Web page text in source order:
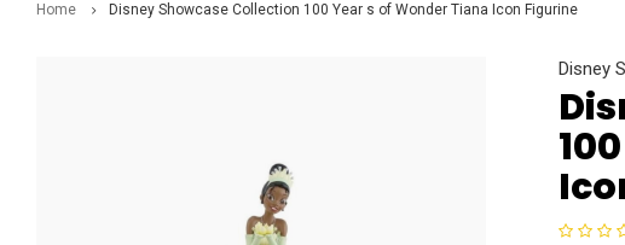
Home Disney Showcase Collection 100 Year s of Wonder Tiana Icon Figurine
Disney